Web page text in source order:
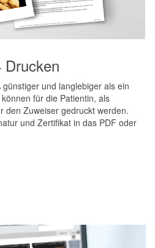
und langlebiger als ein
für die Patientin, als
den Zuweiser gedruckt werden.
und Zertifikat in das PDF oder